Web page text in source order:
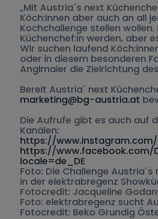
„Mit Austria´s next
Köch:innen aber auch an all
Kochchallenge stellen wollen.
Küchenchef:in werden, aber
Wir suchen laufend
oder in diesem besonderen
Anglmaier die Zielrichtung
Bereit Austria´ next
marketing@bg-austria.at
Die Aufrufe gibt es auch auf
Kanälen:
https://
https://www.facebook.com/
locale=de_DE
Foto: Die Challenge
in der elektrabregenz
Fotocredit: Jacqueline
Foto: elektrabregenz sucht
Fotocredit: Beko Grundig